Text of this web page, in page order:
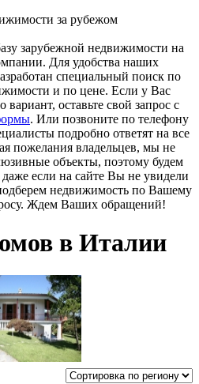
за рубежом
зарубежной недвижимости на
Для удобства наших
специальный поиск по
и по цене. Если у Вас
вариант, оставьте свой запрос с
. Или позвоните по телефону
подробно ответят на все
пожелания владельцев, мы не
объекты, поэтому будем
если на сайте Вы не увидели
недвижимость по Вашему
Ждем Ваших обращений!
в Италии